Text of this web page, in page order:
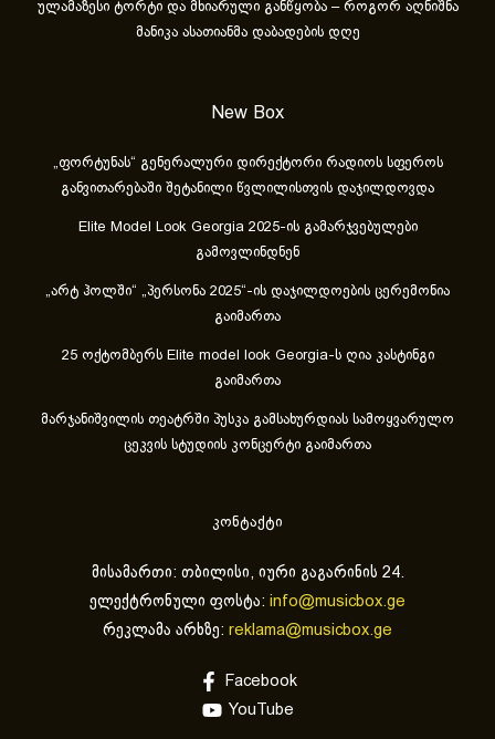
ულამაზესი ტორტი და მხიარული განწყობა – როგორ აღნიშნა
მანიკა ასათიანმა დაბადების დღე
New Box
„ფორტუნას“ გენერალური დირექტორი რადიოს სფეროს
განვითარებაში შეტანილი წვლილისთვის დაჯილდოვდა
Elite Model Look Georgia 2025-ის გამარჯვებულები
გამოვლინდნენ
„არტ ჰოლში“ „პერსონა 2025“-ის დაჯილდოების ცერემონია
გაიმართა
25 ოქტომბერს Elite model look Georgia-ს ღია კასტინგი
გაიმართა
მარჯანიშვილის თეატრში პუსკა გამსახურდიას სამოყვარულო
ცეკვის სტუდიის კონცერტი გაიმართა
კონტაქტი
მისამართი: თბილისი, იური გაგარინის 24.
ელექტრონული ფოსტა: info@musicbox.ge
რეკლამა არხზე: reklama@musicbox.ge
Facebook
YouTube